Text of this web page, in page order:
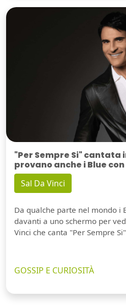
"Per Sempre Si" cantata
provano anche i Blue
Sal Da Vinci
Da qualche parte nel mondo i
davanti a uno schermo per
Vinci che canta "Per Sempre
GOSSIP E CURIOSITÀ